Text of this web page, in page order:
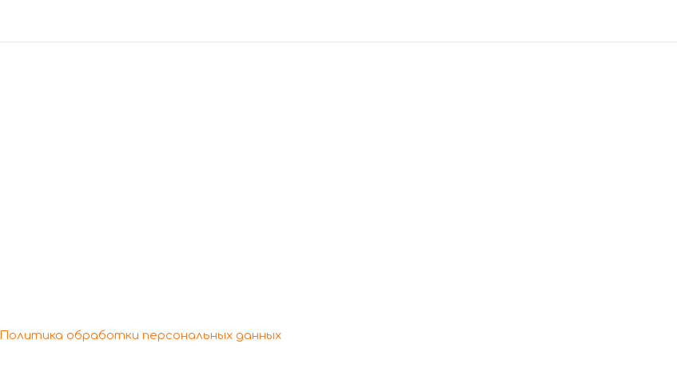
Политика обработки персональных данных